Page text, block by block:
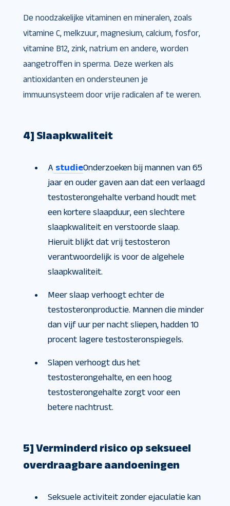
De noodzakelijke vitaminen en mineralen, zoals
vitamine C, melkzuur, magnesium, calcium, fosfor,
vitamine B12, zink, natrium en andere, worden
aangetroffen in sperma. Deze werken als
antioxidanten en ondersteunen je
immuunsysteem door vrije radicalen af ​​te weren.
4] Slaapkwaliteit
A studieOnderzoeken bij mannen van 65
jaar en ouder gaven aan dat een verlaagd
testosterongehalte verband houdt met
een kortere slaapduur, een slechtere
slaapkwaliteit en verstoorde slaap.
Hieruit blijkt dat vrij testosteron
verantwoordelijk is voor de algehele
slaapkwaliteit.
Meer slaap verhoogt echter de
testosteronproductie. Mannen die minder
dan vijf uur per nacht sliepen, hadden 10
procent lagere testosteronspiegels.
Slapen verhoogt dus het
testosterongehalte, en een hoog
testosterongehalte zorgt voor een
betere nachtrust.
5] Verminderd risico op seksueel
overdraagbare aandoeningen
Seksuele activiteit zonder ejaculatie kan